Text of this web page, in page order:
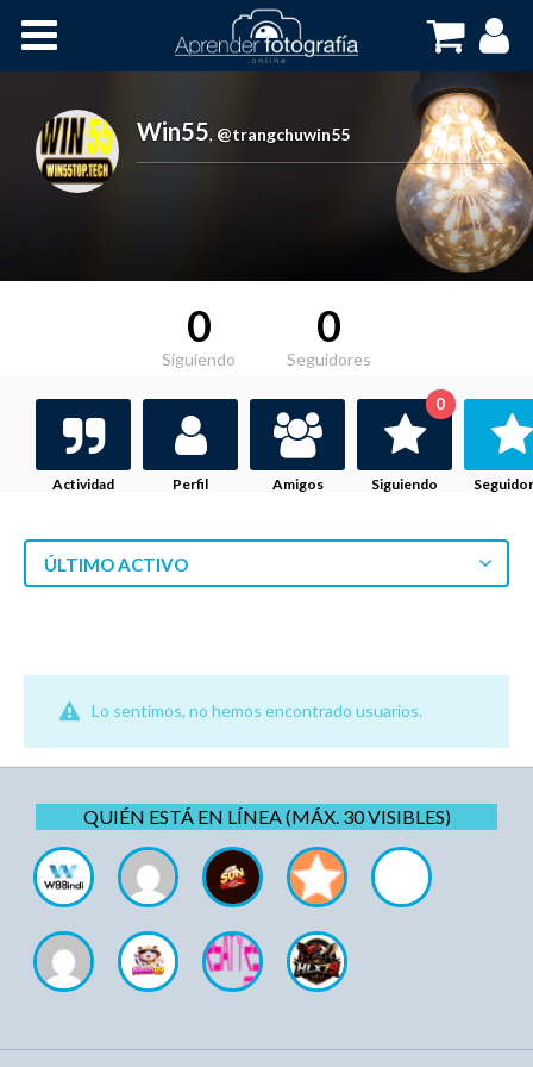
Cursos OnLine
Win55, @trangchuwin55
0
Siguiendo
0
Seguidores
Actividad Perfil Amigos Siguiendo
0
ÚLTIMO ACTIVO
Lo sentimos, no hemos encontrado usuarios.
QUIÉN ESTÁ EN LÍNEA (MÁX. 30 VISIBLES)